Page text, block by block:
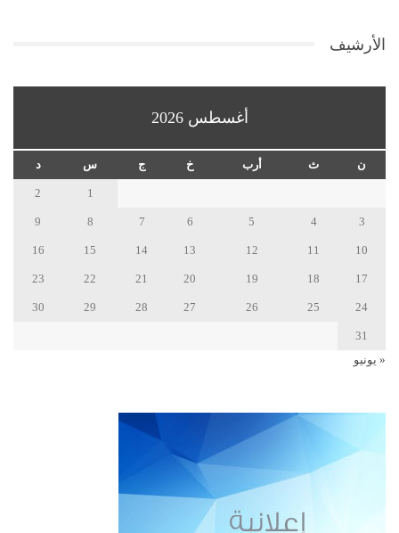
الأرشيف
أغسطس 2026
ن ث أرب خ ج س د
1
2
3
4
5
6
7
8
9
10
11
12
13
14
15
16
17
18
19
20
21
22
23
24
25
26
27
28
29
30
31
« يونيو